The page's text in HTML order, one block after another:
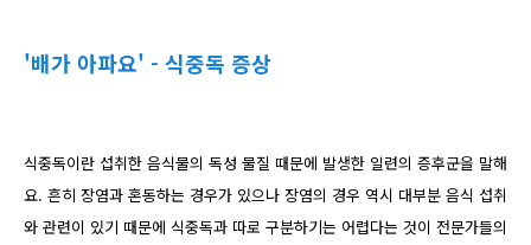
'배가 아파요' - 식중독 증상
식중독이란 섭취한 음식물의 독성 물질 때문에 발생한 일련의 증후군을 말해
요. 흔히 장염과 혼동하는 경우가 있으나 장염의 경우 역시 대부분 음식 섭취
와 관련이 있기 때문에 식중독과 따로 구분하기는 어렵다는 것이 전문가들의